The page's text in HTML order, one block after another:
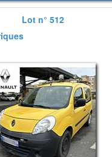
Lot n° 512